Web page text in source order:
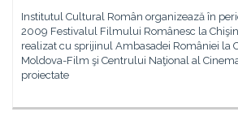
Institutul Cultural Român organizează în
2009 Festivalul Filmului Românesc la
realizat cu sprijinul Ambasadei României la
Moldova-Film şi Centrului Naţional al
proiectate